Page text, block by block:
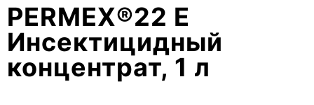
PERMEX®22 E
Инсектицидный
концентрат, 1 л